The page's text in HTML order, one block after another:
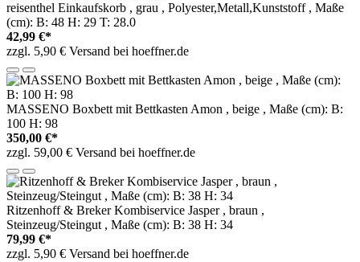
reisenthel Einkaufskorb , grau , Polyester,Metall,Kunststoff , Maße
(cm): B: 48 H: 29 T: 28.0
42,99 €*
zzgl. 5,90 € Versand bei hoeffner.de
MASSENO Boxbett mit Bettkasten Amon , beige , Maße (cm): B:
100 H: 98
350,00 €*
zzgl. 59,00 € Versand bei hoeffner.de
Ritzenhoff & Breker Kombiservice Jasper , braun ,
Steinzeug/Steingut , Maße (cm): B: 38 H: 34
79,99 €*
zzgl. 5,90 € Versand bei hoeffner.de